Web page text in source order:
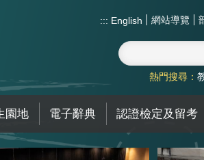
::: English 網站導覽
熱門搜尋：
園地 電子辭典 認證檢定及留考